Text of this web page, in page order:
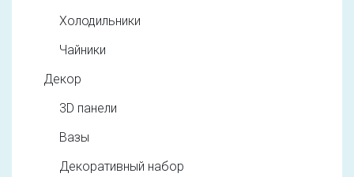
Холодильники
Чайники
Декор
3D панели
Вазы
Декоративный набор